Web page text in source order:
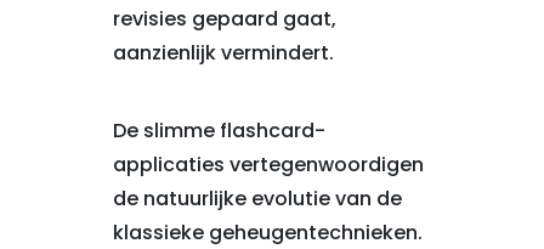
revisies gepaard gaat,
aanzienlijk vermindert.
De slimme flashcard-
applicaties vertegenwoordigen
de natuurlijke evolutie van de
klassieke geheugentechnieken.